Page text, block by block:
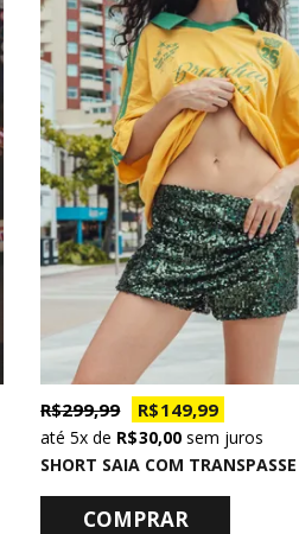
R$ 299,99 R$ 149,99
5x de R$ 30,00sem juros
COMPRAR